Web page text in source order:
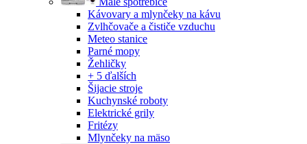
Kávovary a mlynčeky na kávu
Zvlhčovače a čističe vzduchu
Meteo stanice
Parné mopy
Žehličky
+ 5 ďalších
Šijacie stroje
Kuchynské roboty
Elektrické grily
Fritézy
Mlynčeky na mäso